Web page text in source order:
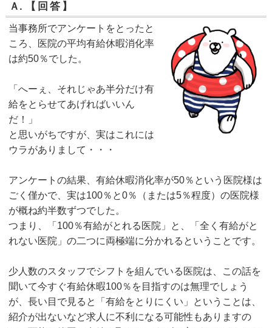
Ａ. 【回答】
当事務所でアンケートをとったと
ころ、医院の平均有給休暇消化率
は約50％でした。
「へーぇ、それじゃあ半分だけ有
給をとらせてあげればいいん
だ！」
と思いがちですが、実はこれには
ウラがありまして・・・
アンケートの結果、有給休暇消化率が50％という医院様は
ごく僅かで、実は100％と0％（または5％程度）の医院様
が概ね約半数ずつでした。
つまり、「100％有給がとれる医院」と、「全く有給がと
れない医院」の二つに両極端に分かれるということです。
少人数のスタッフでシフトを組んでいる医院は、この話を
聞いて今すぐ有給休暇100％を目指すのは無理でしょう
が、長い目で見ると「有給をとりにくい」ということは、
紹介が出ないなど求人に不利になる可能性もありますの